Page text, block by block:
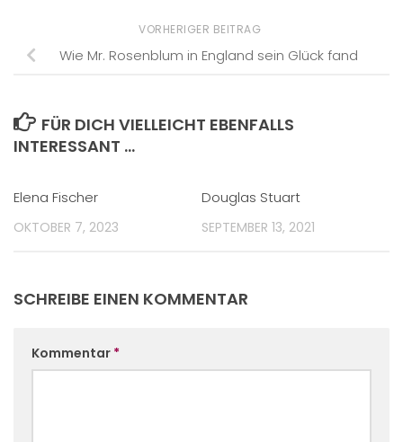
VORHERIGER BEITRAG
Wie Mr. Rosenblum in England sein Glück fand
FÜR DICH VIELLEICHT EBENFALLS
INTERESSANT …
Elena Fischer
OKTOBER 7, 2023
Douglas Stuart
SEPTEMBER 13, 2021
SCHREIBE EINEN KOMMENTAR
Kommentar *